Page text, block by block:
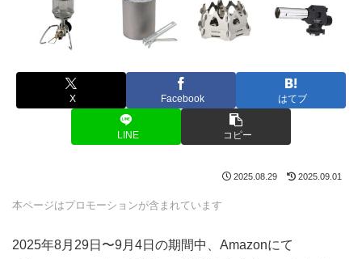
X Facebook はてブ
LINE コピー
2025.08.29 2025.09.01
本ページはプロモーションが含まれています
2025年8月29日〜9月4日の期間中、Amazonにて